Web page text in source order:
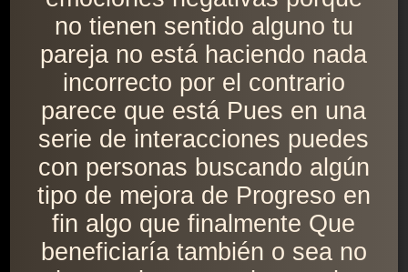
no tienen sentido alguno tu
pareja no está haciendo nada
incorrecto por el contrario
parece que está Pues en una
serie de interacciones puedes
con personas buscando algún
tipo de mejora de Progreso en
fin algo que finalmente Que
beneficiaría también o sea no